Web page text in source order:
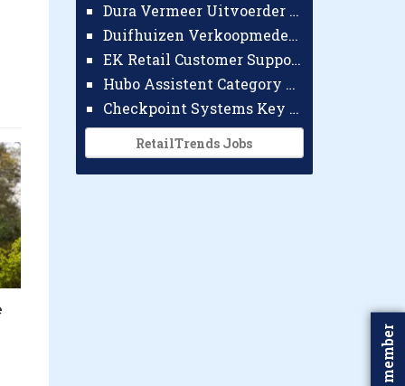
Dura Vermeer Uitvoerder Civiel Nijmegen
Duifhuizen Verkoopmedewerker Ridderkerk
EK Retail Customer Support Omnichannel
Hubo Assistent Category Manager
Checkpoint Systems Key Accountmanager Benelux
RetailTrends Jobs